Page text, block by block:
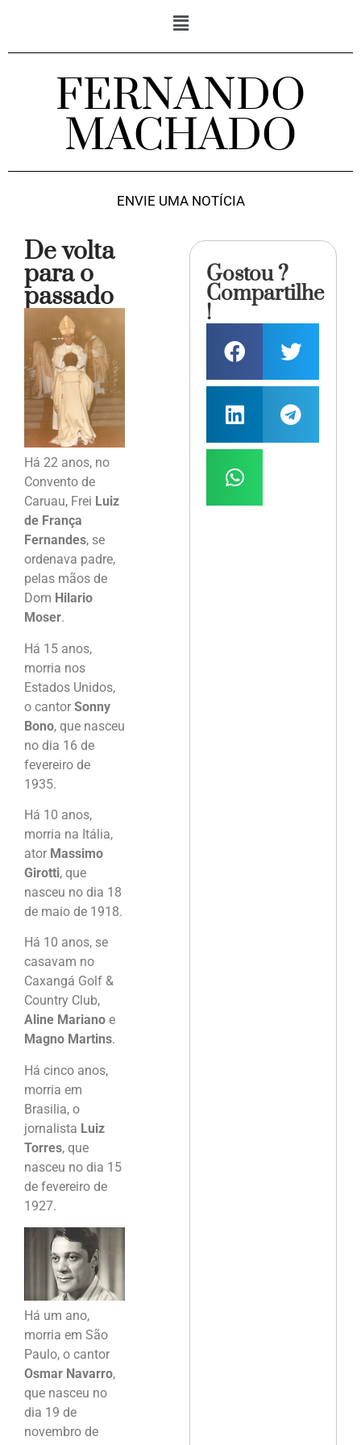
FERNANDO
MACHADO
ENVIE UMA NOTÍCIA
De volta
para o
passado
Há 22 anos, no
Convento de
Caruau, Frei Luiz
de França
Fernandes, se
ordenava padre,
pelas mãos de
Dom Hilario
Moser.
Há 15 anos,
morria nos
Estados Unidos,
o cantor Sonny
Bono, que nasceu
no dia 16 de
fevereiro de
1935.
Há 10 anos,
morria na Itália,
ator Massimo
Girotti, que
nasceu no dia 18
de maio de 1918.
Há 10 anos, se
casavam no
Caxangá Golf &
Country Club,
Aline Mariano e
Magno Martins.
Há cinco anos,
morria em
Brasilia, o
jornalista Luiz
Torres, que
nasceu no dia 15
de fevereiro de
1927.
Há um ano,
morria em São
Paulo, o cantor
Osmar Navarro,
que nasceu no
dia 19 de
novembro de
Gostou ?
Compartilhe
!